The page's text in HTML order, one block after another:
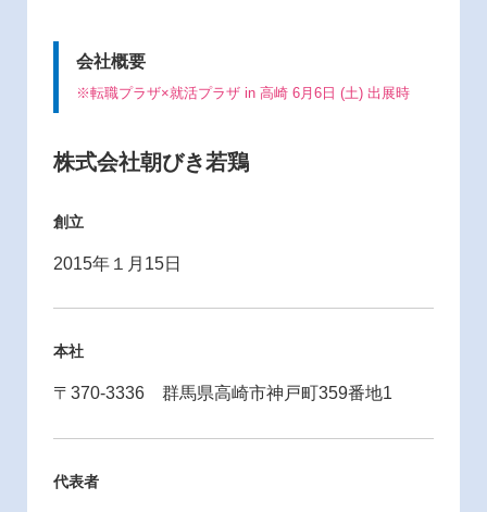
会社概要
※転職プラザ×就活プラザ in 高崎 6月6日 (土) 出展時
株式会社朝びき若鶏
創立
2015年１月15日
本社
〒370-3336 群馬県高崎市神戸町359番地1
代表者